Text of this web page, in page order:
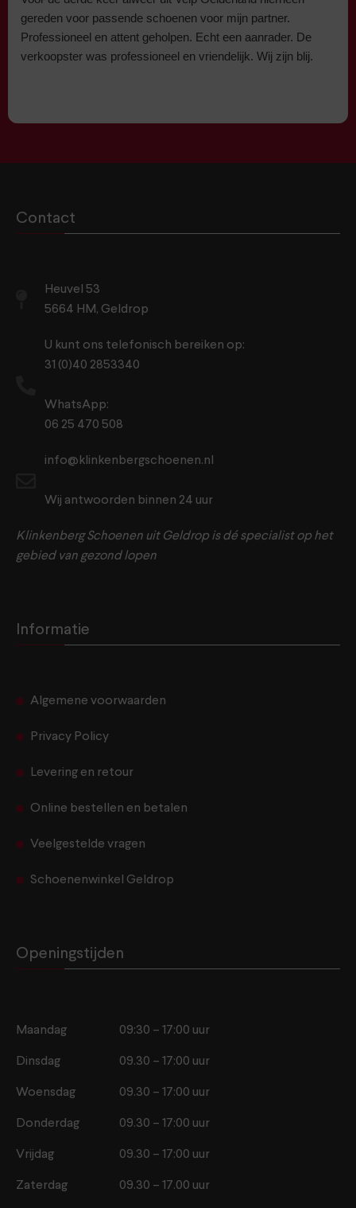
gereden voor passende schoenen voor mijn partner.
Professioneel en attent geholpen. Echt een aanrader. De
verkoopster was professioneel en vriendelijk. Wij zijn blij.
Contact
Heuvel 53
5664 HM, Geldrop
U kunt ons telefonisch bereiken op:
31 (0)40 2853340
WhatsApp:
06 25 470 508
info@klinkenbergschoenen.nl
Wij antwoorden binnen 24 uur
Klinkenberg Schoenen uit Geldrop is dé specialist op het
gebied van gezond lopen
Informatie
Algemene voorwaarden
Privacy Policy
Levering en retour
Online bestellen en betalen
Veelgestelde vragen
Schoenenwinkel Geldrop
Openingstijden
Maandag 09:30 – 17:00 uur
Dinsdag 09.30 – 17:00 uur
Woensdag 09.30 – 17:00 uur
Donderdag 09.30 – 17:00 uur
Vrijdag 09.30 – 17:00 uur
Zaterdag 09.30 – 17.00 uur